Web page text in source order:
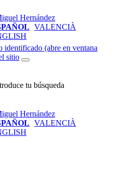
VALENCIÀ
identificado (abre en ventana
sitio
tu búsqueda
VALENCIÀ